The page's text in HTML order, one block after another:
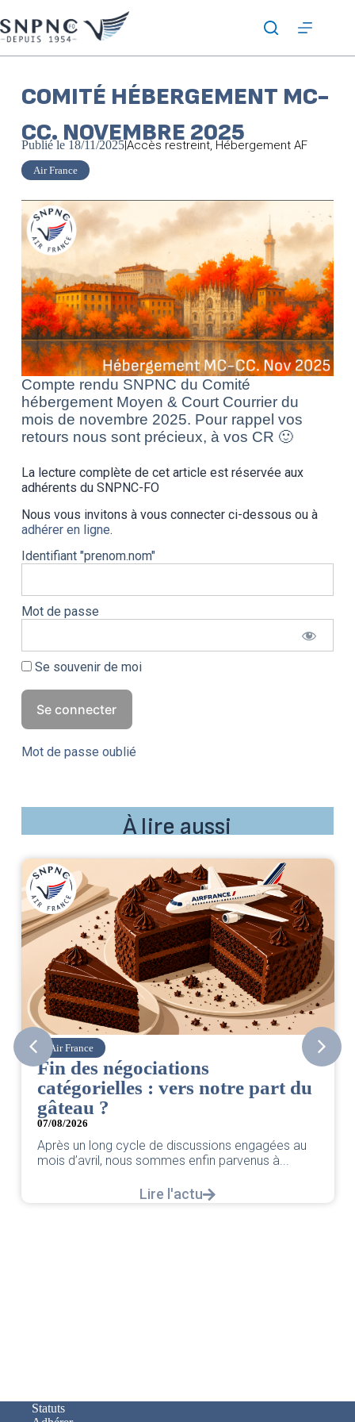
COMITÉ HÉBERGEMENT MC-
CC. NOVEMBRE 2025
Publié le 18/11/2025|Accès restreint, Hébergement AF
Air France
Compte rendu SNPNC du Comité
hébergement Moyen & Court Courrier du
mois de novembre 2025. Pour rappel vos
retours nous sont précieux, à vos CR 🙂
La lecture complète de cet article est réservée aux
adhérents du SNPNC-FO
Nous vous invitons à vous connecter ci-dessous ou à
adhérer en ligne.
Identifiant "prenom.nom"
Mot de passe
Se souvenir de moi
Mot de passe oublié
À lire aussi
Air France
Fin des négociations
catégorielles : vers notre part du
gâteau ?
07/08/2026
Après un long cycle de discussions engagées au
mois d’avril, nous sommes enfin parvenus à...
Lire l'actu
Statuts